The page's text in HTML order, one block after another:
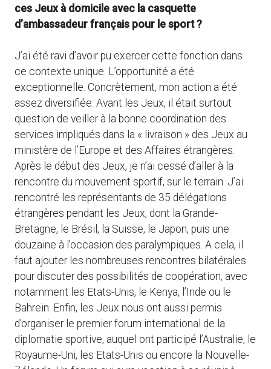
ces Jeux à domicile avec la casquette
d’ambassadeur français pour le sport ?
J’ai été ravi d’avoir pu exercer cette fonction dans
ce contexte unique. L’opportunité a été
exceptionnelle. Concrètement, mon action a été
assez diversifiée. Avant les Jeux, il était surtout
question de veiller à la bonne coordination des
services impliqués dans la « livraison » des Jeux au
ministère de l’Europe et des Affaires étrangères.
Après le début des Jeux, je n’ai cessé d’aller à la
rencontre du mouvement sportif, sur le terrain. J’ai
rencontré les représentants de 35 délégations
étrangères pendant les Jeux, dont la Grande-
Bretagne, le Brésil, la Suisse, le Japon, puis une
douzaine à l’occasion des paralympiques. A cela, il
faut ajouter les nombreuses rencontres bilatérales
pour discuter des possibilités de coopération, avec
notamment les Etats-Unis, le Kenya, l’Inde ou le
Bahreïn. Enfin, les Jeux nous ont aussi permis
d’organiser le premier forum international de la
diplomatie sportive, auquel ont participé l’Australie, le
Royaume-Uni, les Etats-Unis ou encore la Nouvelle-